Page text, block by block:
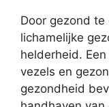
Door gezond
lichamelijke
helderheid.
vezels en
gezondheid